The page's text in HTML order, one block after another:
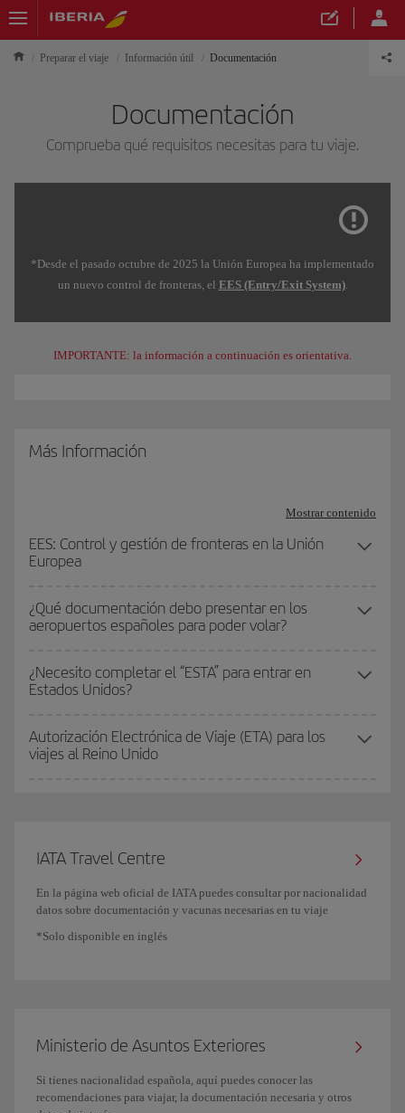
Preparar el viaje Información útil Documentación
Documentación
Comprueba qué requisitos necesitas para tu viaje.
*Desde el pasado octubre de 2025 la Unión Europea ha implementado
un nuevo control de fronteras, el EES (Entry/Exit System).
IMPORTANTE: la información a continuación es orientativa.
Más Información
Mostrar contenido
EES: Control y gestión de fronteras en la Unión
Europea
¿Qué documentación debo presentar en los
aeropuertos españoles para poder volar?
¿Necesito completar el “ESTA” para entrar en
Estados Unidos?
Autorización Electrónica de Viaje (ETA) para los
viajes al Reino Unido
IATA Travel Centre
En la página web oficial de IATA puedes consultar por nacionalidad
datos sobre documentación y vacunas necesarias en tu viaje
*Solo disponible en inglés
Ministerio de Asuntos Exteriores
Si tienes nacionalidad española, aquí puedes conocer las
recomendaciones para viajar, la documentación necesaria y otros